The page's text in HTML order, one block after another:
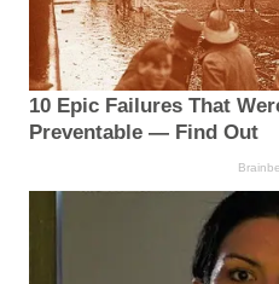
10 Epic Failures That
Preventable — Find Out